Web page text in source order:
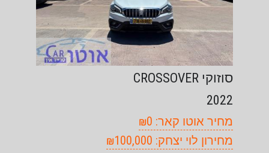
סוזוקי CROSSOVER
2022
מחיר אוטו קאר: ₪0
מחירון לוי יצחק: ₪100,000